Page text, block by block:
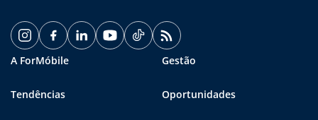
A ForMóbile Gestão
Tendências Oportunidades